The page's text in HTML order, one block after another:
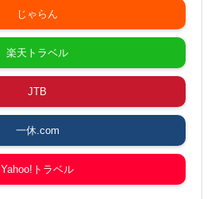
じゃらん
楽天トラベル
JTB
一休.com
Yahoo!トラベル